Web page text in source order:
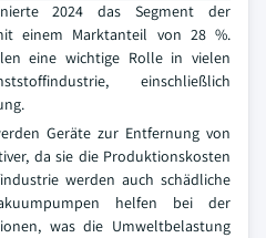
2024 das Segment der
einem Marktanteil von 28 %.
eine wichtige Rolle in vielen
einschließlich
Geräte zur Entfernung von
da sie die Produktionskosten
werden auch schädliche
helfen bei der
was die Umweltbelastung